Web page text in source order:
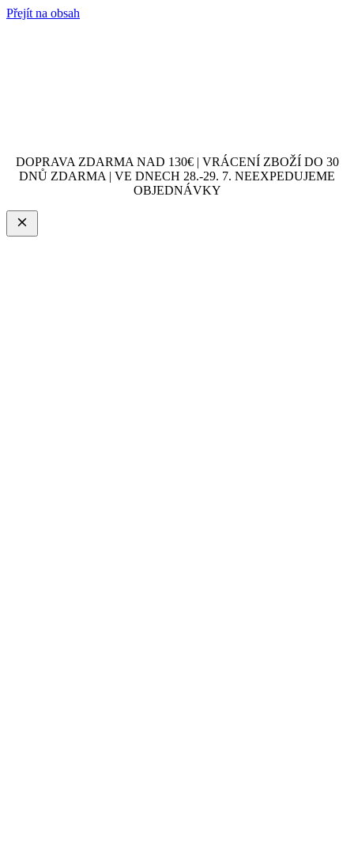
Přejít na obsah
DOPRAVA ZDARMA NAD 130€ | VRÁCENÍ ZBOŽÍ DO 30
DNŮ ZDARMA | VE DNECH 28.-29. 7. NEEXPEDUJEME
OBJEDNÁVKY